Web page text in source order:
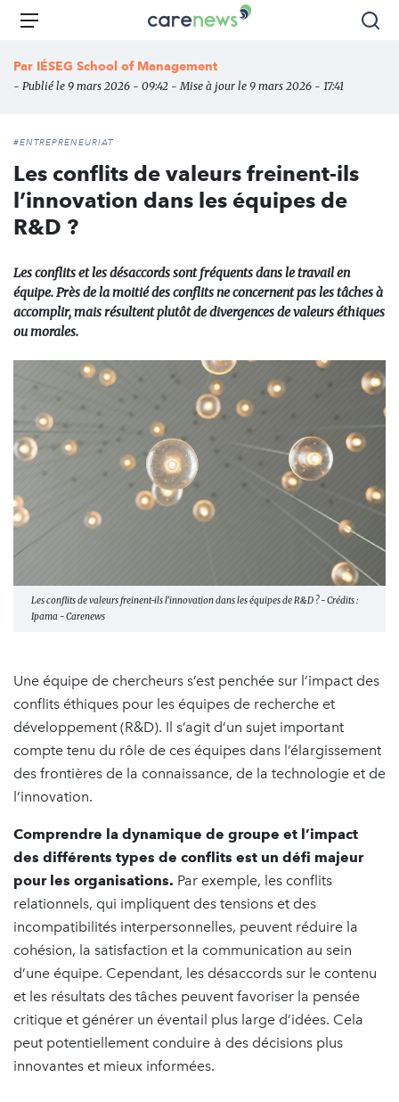
Aller
principal
Carenews,
média
des
Menu
Par IÉSEG School of Management
- Publié le 9 mars 2026 - 09:42 - Mise à jour le 9 mars 2026 - 17:41
#ENTREPRENEURIAT
Les conflits de valeurs freinent-ils
l’innovation dans les équipes de
R&D ?
Les conflits et les désaccords sont fréquents dans le travail en
équipe. Près de la moitié des conflits ne concernent pas les tâches à
accomplir, mais résultent plutôt de divergences de valeurs éthiques
ou morales.
Les conflits de valeurs freinent-ils l’innovation dans les équipes de R&D ? - Crédits :
Ipama - Carenews
Une équipe de chercheurs s’est penchée sur l’impact des
conflits éthiques pour les équipes de recherche et
développement (R&D). Il s’agit d’un sujet important
compte tenu du rôle de ces équipes dans l’élargissement
des frontières de la connaissance, de la technologie et de
l’innovation.
Comprendre la dynamique de groupe et l’impact
des différents types de conflits est un défi majeur
pour les organisations. Par exemple, les conflits
relationnels, qui impliquent des tensions et des
incompatibilités interpersonnelles, peuvent réduire la
cohésion, la satisfaction et la communication au sein
d’une équipe. Cependant, les désaccords sur le contenu
et les résultats des tâches peuvent favoriser la pensée
critique et générer un éventail plus large d’idées. Cela
peut potentiellement conduire à des décisions plus
innovantes et mieux informées.